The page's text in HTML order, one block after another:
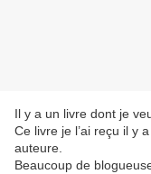
Il y a un livre dont je
Ce livre je l’ai reçu il y
auteure.
Beaucoup de